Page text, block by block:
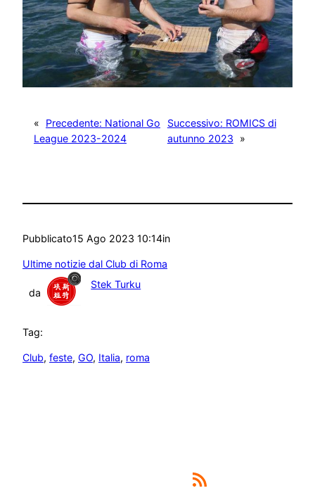
« Precedente: National Go
League 2023-2024
Successivo: ROMICS di
autunno 2023
»
Pubblicato15 Ago 2023 10:14in
Ultime notizie dal Club di Roma
da
Stek Turku
Tag:
Club, feste, GO, Italia, roma
Feed RSS